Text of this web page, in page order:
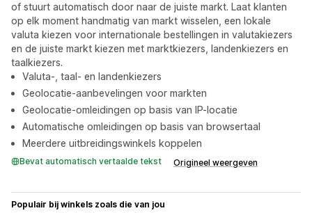
of stuurt automatisch door naar de juiste markt. Laat klanten
op elk moment handmatig van markt wisselen, een lokale
valuta kiezen voor internationale bestellingen in valutakiezers
en de juiste markt kiezen met marktkiezers, landenkiezers en
taalkiezers.
Valuta-, taal- en landenkiezers
Geolocatie-aanbevelingen voor markten
Geolocatie-omleidingen op basis van IP-locatie
Automatische omleidingen op basis van browsertaal
Meerdere uitbreidingswinkels koppelen
Bevat automatisch vertaalde tekst Origineel weergeven
Populair bij winkels zoals die van jou